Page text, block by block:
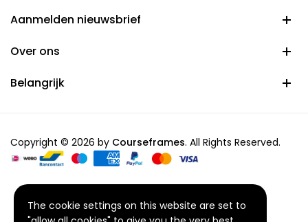
Aanmelden nieuwsbrief
Over ons
Belangrijk
Copyright © 2026 by Courseframes. All Rights Reserved.
The cookie settings on this website are set to